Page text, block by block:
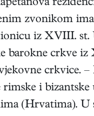
zvonikom
iz XVIII. st.
barokne crkve
crkvice. –
i
(Hrvatima).